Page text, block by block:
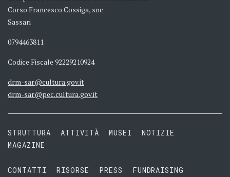
Corso Francesco Cossiga, snc
Sassari
0794463811
Codice Fiscale 92229210924
drm-sar@cultura.gov.it
drm-sar@pec.cultura.gov.it
STRUTTURA ATTIVITÀ MUSEI
NOTIZIE
MAGAZINE
CONTATTI RISORSE PRESS FUNDRAISING